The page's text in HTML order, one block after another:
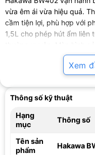
vừa êm ái vừa hiệu quả.
cầm tiện lợi, phù hợp với
1,5L cho phép hút ẩm liên
ẩm và chế độ vận hành,
tạo điểm nhấn thẩm mỹ
Xem
Thông số kỹ thuật
Hạng
mục
Thông số
Tên sản
phẩm
Hakawa